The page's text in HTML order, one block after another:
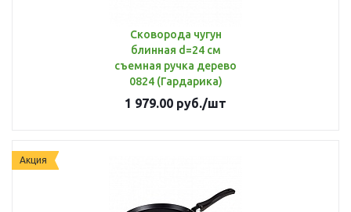
Сковорода чугун
блинная d=24 см
съемная ручка дерево
0824 (Гардарика)
1 979.00 руб./шт
Акция